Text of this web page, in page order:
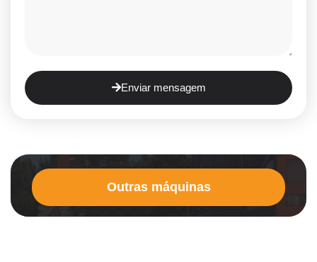
Enviar mensagem
Outras máquinas